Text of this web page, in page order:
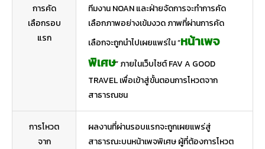
การคัด
เลือกรอบ
แรก
ทีมงาน NOAN และฝ่ายจัดการจะทำการคัด
เลือกภาพอย่างเข้มงวด ภาพที่ผ่านการคัด
เลือกจะถูกนำไปเผยแพร่ใน “หน้าเพจ
พิเศษ” ภายในเว็บไซต์ FAV A GOOD
TRAVEL เพื่อเข้าสู่ขั้นตอนการโหวตจาก
สาธารณชน
การโหวต
จาก
ผลงานที่ผ่านรอบแรกจะถูกเผยแพร่สู่
สาธารณะบนหน้าเพจพิเศษ ผู้ที่ต้องการโหวต